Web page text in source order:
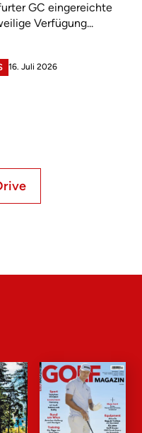
GC eingereichte
Verfügung...
16. Juli 2026